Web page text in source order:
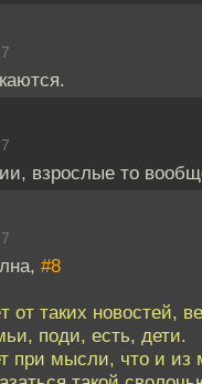
взрослые то
#8
от таких новостей,
поди, есть, дети.
при мысли, что и из